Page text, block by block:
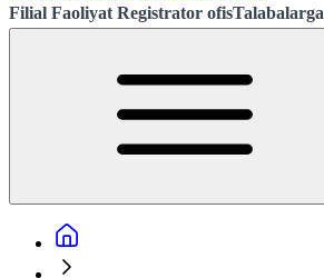
Filial Faoliyat Registrator ofisTalabalarga